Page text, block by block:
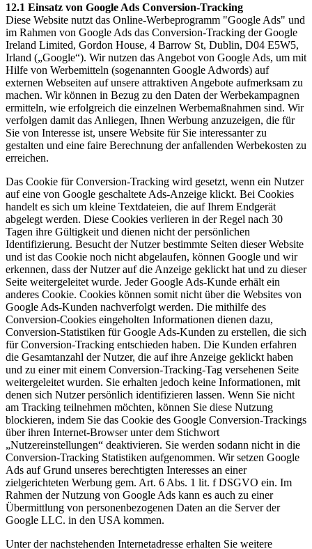
12.1 Einsatz von Google Ads Conversion-Tracking
Diese Website nutzt das Online-Werbeprogramm "Google Ads" und
im Rahmen von Google Ads das Conversion-Tracking der Google
Ireland Limited, Gordon House, 4 Barrow St, Dublin, D04 E5W5,
Irland („Google“). Wir nutzen das Angebot von Google Ads, um mit
Hilfe von Werbemitteln (sogenannten Google Adwords) auf
externen Webseiten auf unsere attraktiven Angebote aufmerksam zu
machen. Wir können in Bezug zu den Daten der Werbekampagnen
ermitteln, wie erfolgreich die einzelnen Werbemaßnahmen sind. Wir
verfolgen damit das Anliegen, Ihnen Werbung anzuzeigen, die für
Sie von Interesse ist, unsere Website für Sie interessanter zu
gestalten und eine faire Berechnung der anfallenden Werbekosten zu
erreichen.
Das Cookie für Conversion-Tracking wird gesetzt, wenn ein Nutzer
auf eine von Google geschaltete Ads-Anzeige klickt. Bei Cookies
handelt es sich um kleine Textdateien, die auf Ihrem Endgerät
abgelegt werden. Diese Cookies verlieren in der Regel nach 30
Tagen ihre Gültigkeit und dienen nicht der persönlichen
Identifizierung. Besucht der Nutzer bestimmte Seiten dieser Website
und ist das Cookie noch nicht abgelaufen, können Google und wir
erkennen, dass der Nutzer auf die Anzeige geklickt hat und zu dieser
Seite weitergeleitet wurde. Jeder Google Ads-Kunde erhält ein
anderes Cookie. Cookies können somit nicht über die Websites von
Google Ads-Kunden nachverfolgt werden. Die mithilfe des
Conversion-Cookies eingeholten Informationen dienen dazu,
Conversion-Statistiken für Google Ads-Kunden zu erstellen, die sich
für Conversion-Tracking entschieden haben. Die Kunden erfahren
die Gesamtanzahl der Nutzer, die auf ihre Anzeige geklickt haben
und zu einer mit einem Conversion-Tracking-Tag versehenen Seite
weitergeleitet wurden. Sie erhalten jedoch keine Informationen, mit
denen sich Nutzer persönlich identifizieren lassen. Wenn Sie nicht
am Tracking teilnehmen möchten, können Sie diese Nutzung
blockieren, indem Sie das Cookie des Google Conversion-Trackings
über ihren Internet-Browser unter dem Stichwort
„Nutzereinstellungen“ deaktivieren. Sie werden sodann nicht in die
Conversion-Tracking Statistiken aufgenommen. Wir setzen Google
Ads auf Grund unseres berechtigten Interesses an einer
zielgerichteten Werbung gem. Art. 6 Abs. 1 lit. f DSGVO ein. Im
Rahmen der Nutzung von Google Ads kann es auch zu einer
Übermittlung von personenbezogenen Daten an die Server der
Google LLC. in den USA kommen.
Unter der nachstehenden Internetadresse erhalten Sie weitere